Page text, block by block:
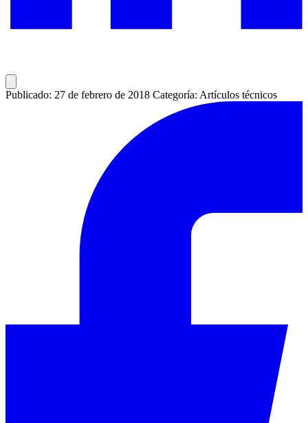
Publicado: 27 de febrero de 2018 Categoría: Artículos técnicos